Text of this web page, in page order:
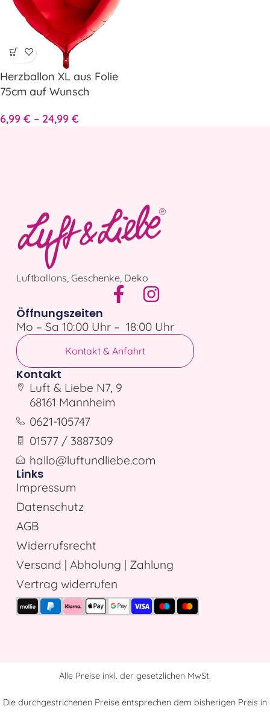
Herzballon XL aus Folie
75cm auf Wunsch
6,99 € – 24,99 €
Luftballons, Geschenke, Deko
Öffnungszeiten
Mo – Sa 10:00 Uhr – 18:00 Uhr
Kontakt & Anfahrt
Kontakt
Luft & Liebe N7, 9
68161 Mannheim
0621-105747
01577 / 3887309
hallo@luftundliebe.com
Links
Impressum
Datenschutz
AGB
Widerrufsrecht
Versand | Abholung | Zahlung
Vertrag widerrufen
Alle Preise inkl. der gesetzlichen MwSt.
Die durchgestrichenen Preise entsprechen dem bisherigen Preis in